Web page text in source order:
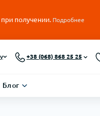
получении. Подробнее
+38 (068) 868 25 25
Блог